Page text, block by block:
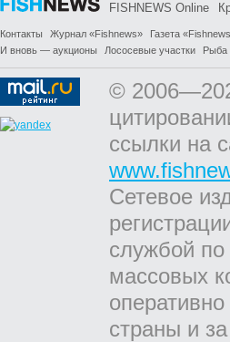
FISHNEWS Online
Контакты Журнал «Fishnews» Газета
И вновь — аукционы
Лососевые участки Рыба
©
ссылки на
Сетевое
службой
массовых
страны и